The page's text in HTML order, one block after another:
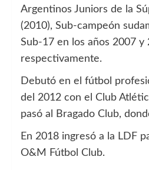
Argentinos Juniors de la
(2010), Sub-campeón
Sub-17 en los años 2007 y
respectivamente.
Debutó en el fútbol
del 2012 con el Club
pasó al Bragado Club,
En 2018 ingresó a la LDF
O&M Fútbol Club.